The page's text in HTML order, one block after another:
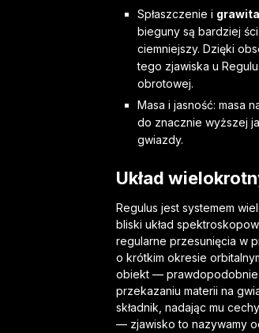
Spłaszczenie i
bieguny są bardziej
ciemniejszy. Dzięki
tego zjawiska u
obrotowej.
Masa i jasność: masa
do znacznie wyższej
gwiazdy.
Układ
Regulus jest systemem
bliski układ
regularne przesunięcia w
o krótkim okresie
obiekt — prawdopodobnie
przekazaniu materii na
składnik, nadając mu
— zjawisko to nazywamy